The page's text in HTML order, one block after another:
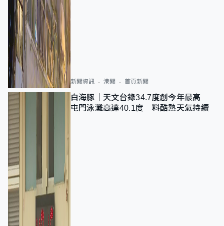
新聞資訊 港聞 首頁新聞
白海豚｜天文台錄34.7度創今年最高
屯門泳灘高達40.1度 料酷熱天氣持續